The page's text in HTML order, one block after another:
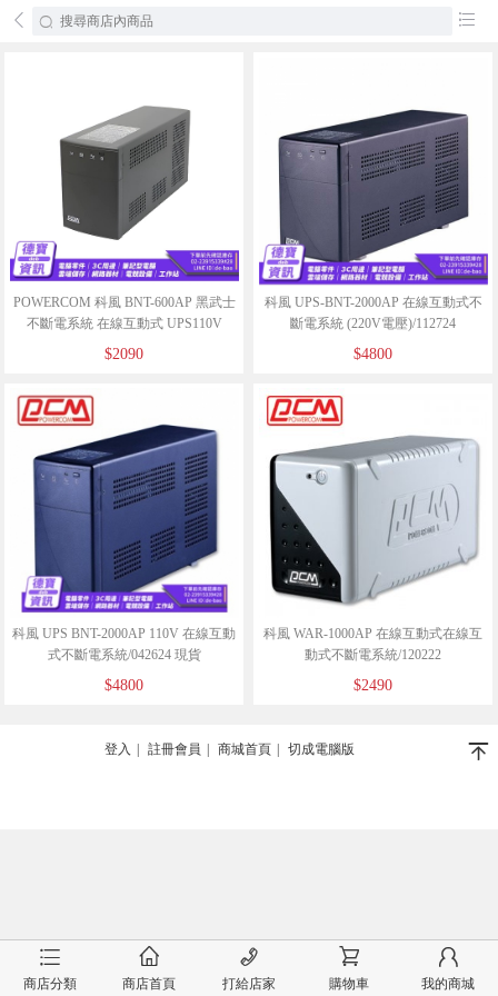
󰄕 󰂦
POWERCOM 科風 BNT-600AP 黑武士
不斷電系統 在線互動式 UPS110V
/020326
$2090
科風 UPS-BNT-2000AP 在線互動式不
斷電系統 (220V電壓)/112724
$4800
科風 UPS BNT-2000AP 110V 在線互動
式不斷電系統/042624 現貨
$4800
科風 WAR-1000AP 在線互動式在線互
動式不斷電系統/120222
$2490
登入 註冊會員 商城首頁 切成電腦版 󰄬
󰂦
商店分類
󰂠
商店首頁
󰄫
打給店家
󰂟
購物車
󰂢
我的商城